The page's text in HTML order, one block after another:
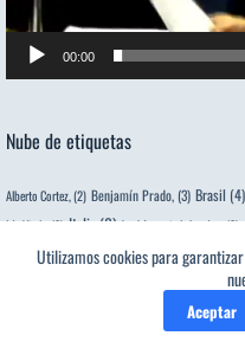
Utilizamos cookies para
Aceptar
00:00
Nube de etiquetas
Alberto Cortez, (2) Benjamín Prado,(3) Brasil (4)
Ida Vitale,(2) Italia(6) José Antonio Labordeta(2)
(2) Leopoldo de Luis,(2) León Felipe,(2)
Nicanor Parra,(2) Perú
(332)Poetas